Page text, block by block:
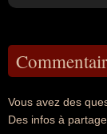
Vous avez des
Des infos à